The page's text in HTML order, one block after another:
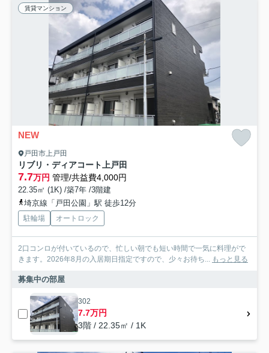
賃貸マンション
NEW
戸田市上戸田
リブリ・ディアコート上戸田
7.7万円 管理/共益費4,000円
22.35㎡ (1K) /築7年 /3階建
埼京線「戸田公園」駅 徒歩12分
駐輪場 オートロック
2口コンロが付いているので、忙しい朝でも短い時間で一気に料理がで
きます。2026年8月の入居期日指定ですので、少々お待ち... もっと見る
募集中の部屋
302
7.7万円
3階 / 22.35㎡ / 1K